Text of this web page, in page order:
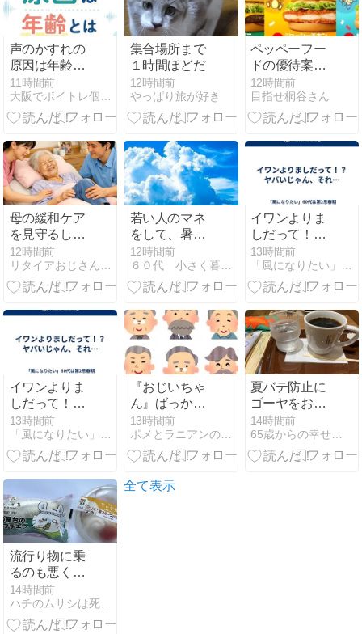
声のかすれの
原因は年齢と
は関係ない理
由
11時間前
集合場所まで
１時間ほどだ
12時間前
やっぱり旅が好き
ペッペーフー
ドの優待案内
とマック
12時間前
目指せ桐谷さん
母の緩和ケア
を見守るしか
なさそう
12時間前
若い人のマネ
をして、暑さ
対策グッズを
買ってみた！
12時間前
イワンよりま
しだって！？
ヤバいじゃ
ん、それ…
13時間前
イワンよりま
しだって！？
ヤバいじゃ
ん、それ…
13時間前
『おじいちゃ
ん』ばっか
り…
13時間前
ポメとラニアンの日記日和
夏バテ防止に
ゴーヤをお安
くGET
14時間前
流行り物に乗
るのも悪くな
いと思った60
代
14時間前
ハチのムサシは死んでないのさ | 62歳。必死に生きてます。
全て表示